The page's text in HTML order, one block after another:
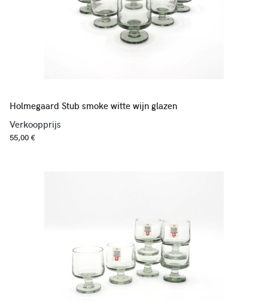
Holmegaard Stub smoke witte wijn glazen
Verkoopprijs
55,00 €